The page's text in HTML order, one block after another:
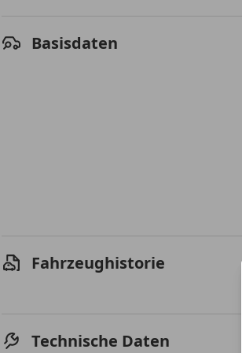
Basisdaten
Fahrzeughistorie
Technische Daten